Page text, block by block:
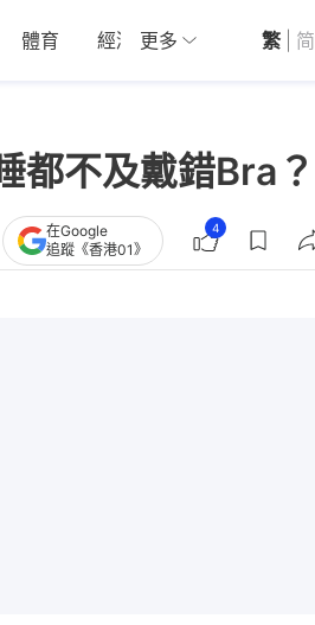
體育 經濟 01深圳 觀點
更多 繁 简
不及戴錯Bra？
在Google
追蹤《香港01》
4